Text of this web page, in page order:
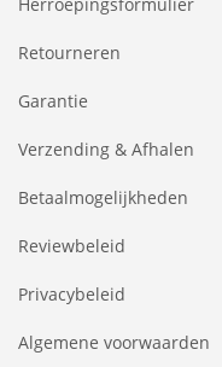
Retourneren
Garantie
Verzending & Afhalen
Betaalmogelijkheden
Reviewbeleid
Privacybeleid
Algemene voorwaarden